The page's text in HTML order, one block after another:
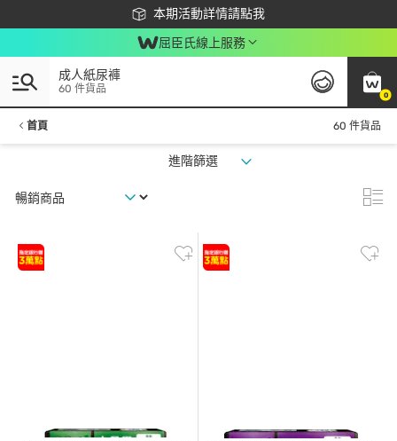
本期活動詳情請點我
下載app最高回饋$350
屈臣氏線上服務
0
成人紙尿褲
60 件貨品
首頁 60 件貨品
進階篩選